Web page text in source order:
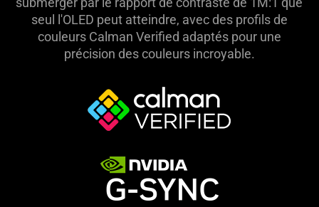
seul l'OLED peut atteindre, avec des profils de
couleurs Calman Verified adaptés pour une
précision des couleurs incroyable.